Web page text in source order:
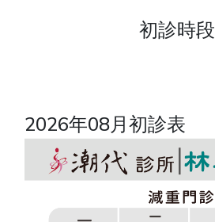
初診時段
2026年08月初診表